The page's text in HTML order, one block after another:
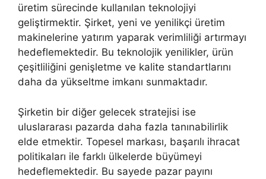
üretim sürecinde kullanılan teknolojiyi
geliştirmektir. Şirket, yeni ve yenilikçi üretim
makinelerine yatırım yaparak verimliliği artırmayı
hedeflemektedir. Bu teknolojik yenilikler, ürün
çeşitliliğini genişletme ve kalite standartlarını
daha da yükseltme imkanı sunmaktadır.
Şirketin bir diğer gelecek stratejisi ise
uluslararası pazarda daha fazla tanınabilirlik
elde etmektir. Topesel markası, başarılı ihracat
politikaları ile farklı ülkelerde büyümeyi
hedeflemektedir. Bu sayede pazar payını